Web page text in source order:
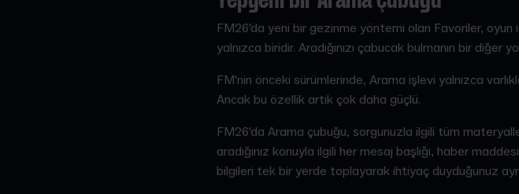
FM26'da yeni bir gezinme yöntemi olan Favoriler,
yalnızca biridir. Aradığınızı çabucak bulmanın bir
FM'nin önceki sürümlerinde, Arama işlevi yalnızca
Ancak bu özellik artık çok daha güçlü.
FM26'da Arama çubuğu, sorgunuzla ilgili tüm
aradığınız konuyla ilgili her mesaj başlığı, haber
bilgileri tek bir yerde toplayarak ihtiyaç duyduğunuz